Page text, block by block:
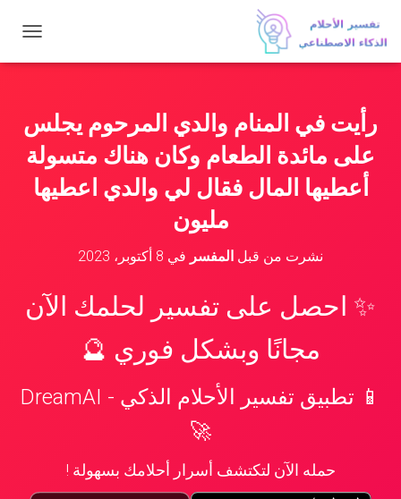
ب
ت
رأيت في المنام والدي المرحوم يجلس
على مائدة الطعام وكان هناك متسولة
أعطيها المال فقال لي والدي اعطيها
مليون
نشرت من قبل المفسر في 8 أكتوبر، 2023
✨ احصل على تفسير لحلمك الآن
مجانًا وبشكل فوري 🔮
📱 تطبيق تفسير الأحلام الذكي - DreamAI
🚀
حمله الآن لتكتشف أسرار أحلامك بسهولة !